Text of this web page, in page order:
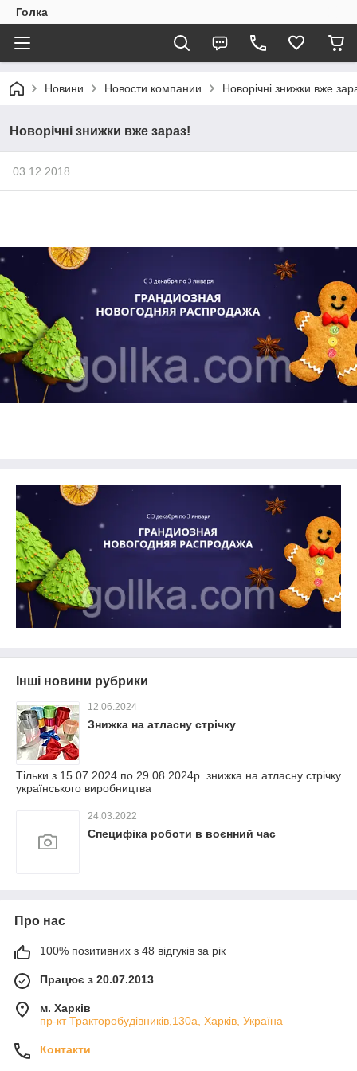
Голка
Новини Новости компании Новорічні знижки вже
Новорічні знижки вже зараз!
03.12.2018
Інші новини рубрики
12.06.2024
Знижка на атласну стрічку
Тільки з 15.07.2024 по 29.08.2024р. знижка на атласну стрічку
українського виробництва
24.03.2022
Специфіка роботи в воєнний час
Про нас
100% позитивних з 48 відгуків за рік
Працює з 20.07.2013
м. Харків
пр-кт Тракторобудівників,130а, Харків, Україна
Контакти